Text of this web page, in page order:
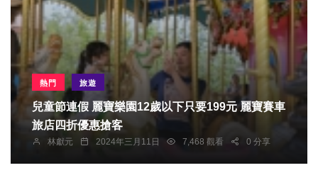
熱門 旅遊
兒童節連假 麗寶樂園12歲以下只要199元 麗寶賽車
旅店四折優惠搶客
林獻元 2024年三月11日 7,468 觀看 0 分享